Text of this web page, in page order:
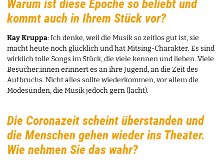
Warum ist diese Epoche so beliebt und
kommt auch in Ihrem Stück vor?
Kay Kruppa: Ich denke, weil die Musik so zeitlos gut ist, sie
macht heute noch glücklich und hat Mitsing-Charakter. Es sind
wirklich tolle Songs im Stück, die viele kennen und lieben. Viele
Besucher:innen erinnert es an ihre Jugend, an die Zeit des
Aufbruchs. Nicht alles sollte wiederkommen, vor allem die
Modesünden, die Musik jedoch gern (lacht).
Die Coronazeit scheint überstanden und
die Menschen gehen wieder ins Theater.
Wie nehmen Sie das wahr?